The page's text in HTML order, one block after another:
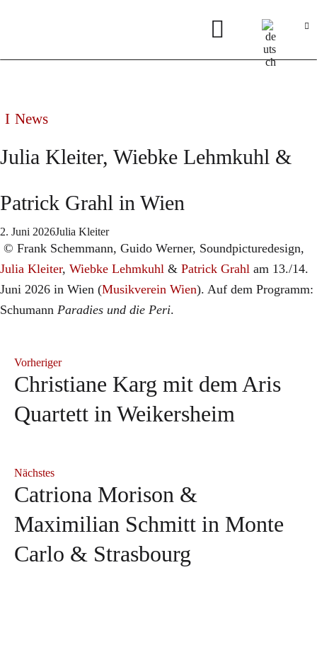
News
Julia Kleiter, Wiebke Lehmkuhl &
Patrick Grahl in Wien
2. Juni 2026Julia Kleiter
© Frank Schemmann, Guido Werner, Soundpicturedesign,
Julia Kleiter, Wiebke Lehmkuhl & Patrick Grahl am 13./14.
Juni 2026 in Wien (Musikverein Wien). Auf dem Programm:
Schumann Paradies und die Peri.
Vorheriger
Christiane Karg mit dem Aris
Quartett in Weikersheim
Nächstes
Catriona Morison &
Maximilian Schmitt in Monte
Carlo & Strasbourg